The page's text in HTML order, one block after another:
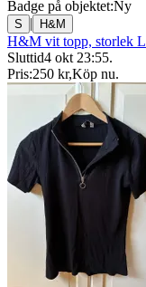
Badge på objektet:Ny
S | H&M
H&M vit topp, storlek L
Sluttid4 okt 23:55.
Pris:250 kr,Köp nu.